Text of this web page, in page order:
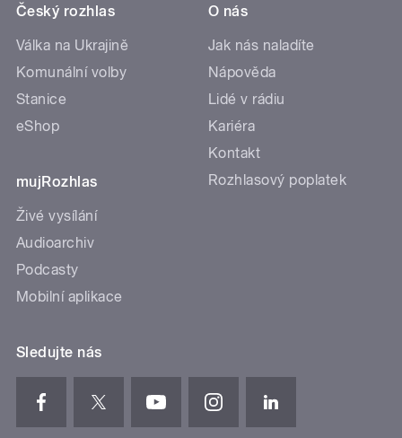
Český rozhlas
Válka na Ukrajině
Komunální volby
Stanice
eShop
mujRozhlas
Živé vysílání
Audioarchiv
Podcasty
Mobilní aplikace
O nás
Jak nás naladíte
Nápověda
Lidé v rádiu
Kariéra
Kontakt
Rozhlasový poplatek
Sledujte nás